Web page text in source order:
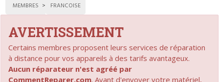
MEMBRES FRANCOISE
AVERTISSEMENT
Certains membres proposent leurs services de réparation
à distance pour vos appareils à des tarifs avantageux.
Aucun réparateur n'est agréé par
CommentReparer.com. Avant d'envoyer votre matériel,